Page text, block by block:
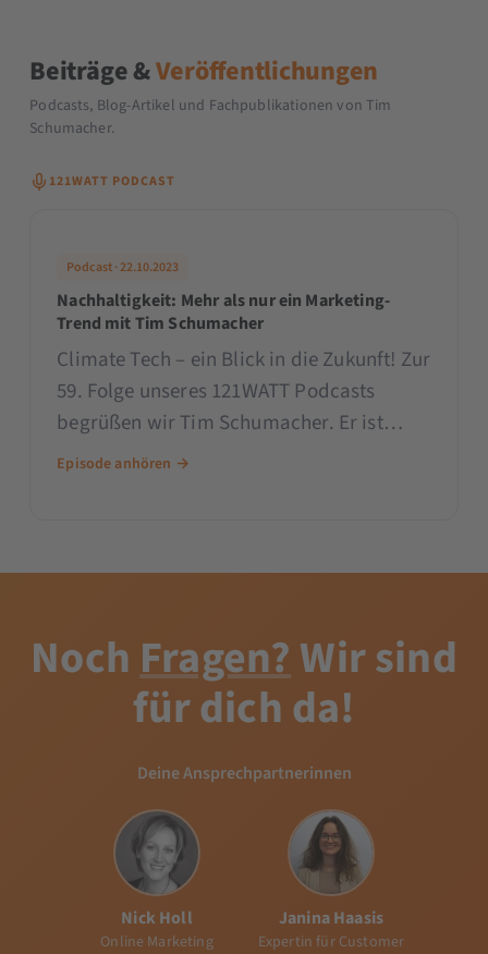
Beiträge &Veröffentlichungen
Podcasts, Blog-Artikel und Fachpublikationen von Tim
Schumacher.
121WATT PODCAST
Podcast · 22.10.2023
Nachhaltigkeit: Mehr als nur ein Marketing-
Trend mit Tim Schumacher
Climate Tech – ein Blick in die Zukunft! Zur
59. Folge unseres 121WATT Podcasts
begrüßen wir Tim Schumacher. Er ist
Investment-Profi, Gründer des World
Episode anhören →
NochFragen?Wir sind
für dich da!
Deine Ansprechpartnerinnen
Nick Holl
Online Marketing
Janina Haasis
Expertin für Customer